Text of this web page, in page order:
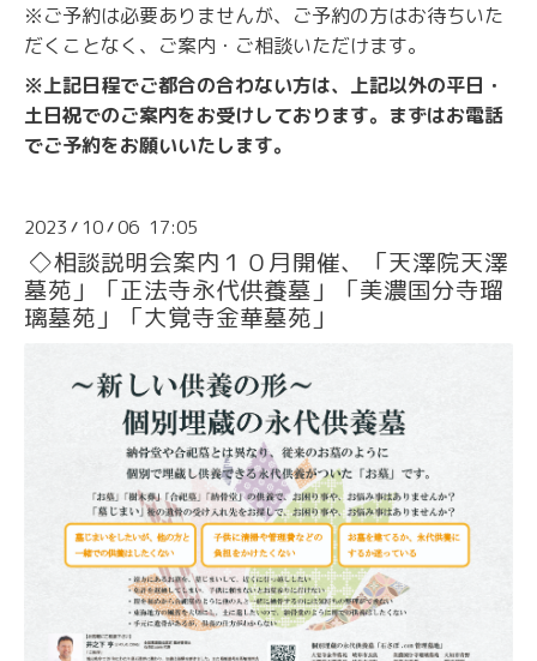
※ご予約は必要ありませんが、ご予約の方はお待ちいた
だくことなく、ご案内・ご相談いただけます。
※上記日程でご都合の合わない方は、上記以外の平日・
土日祝でのご案内をお受けしております。まずはお電話
でご予約をお願いいたします。
2023 / 10/06 17:05
◇相談説明会案内１０月開催、「天澤院天澤
墓苑」「正法寺永代供養墓」「美濃国分寺瑠
璃墓苑」「大覚寺金華墓苑」